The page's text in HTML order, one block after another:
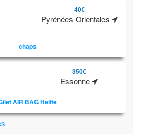
40€
Pyrénées-Orientales
chaps
350€
Essonne
AIR BAG Helite